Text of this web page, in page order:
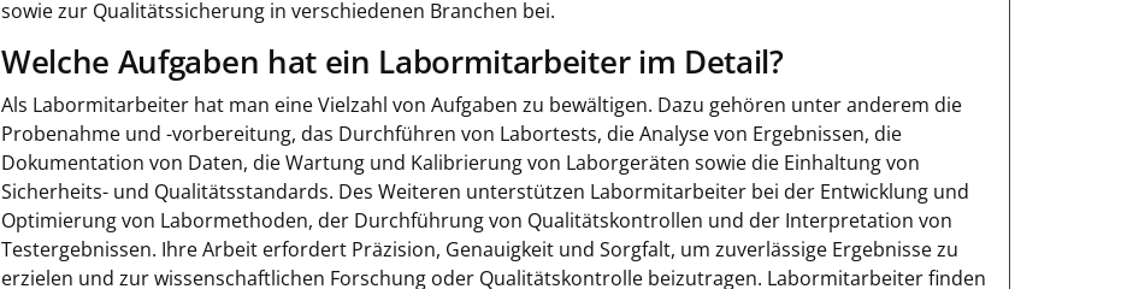
sowie zur Qualitätssicherung in verschiedenen Branchen bei.
Welche Aufgaben hat ein Labormitarbeiter im Detail?
Als Labormitarbeiter hat man eine Vielzahl von Aufgaben zu bewältigen. Dazu gehören unter anderem die
Probenahme und -vorbereitung, das Durchführen von Labortests, die Analyse von Ergebnissen, die
Dokumentation von Daten, die Wartung und Kalibrierung von Laborgeräten sowie die Einhaltung von
Sicherheits- und Qualitätsstandards. Des Weiteren unterstützen Labormitarbeiter bei der Entwicklung und
Optimierung von Labormethoden, der Durchführung von Qualitätskontrollen und der Interpretation von
Testergebnissen. Ihre Arbeit erfordert Präzision, Genauigkeit und Sorgfalt, um zuverlässige Ergebnisse zu
erzielen und zur wissenschaftlichen Forschung oder Qualitätskontrolle beizutragen. Labormitarbeiter finden